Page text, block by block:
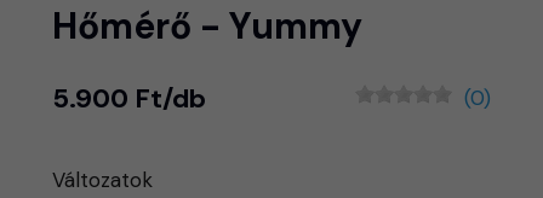
Hőmérő - Yummy
5.900 Ft/db (0)
Változatok